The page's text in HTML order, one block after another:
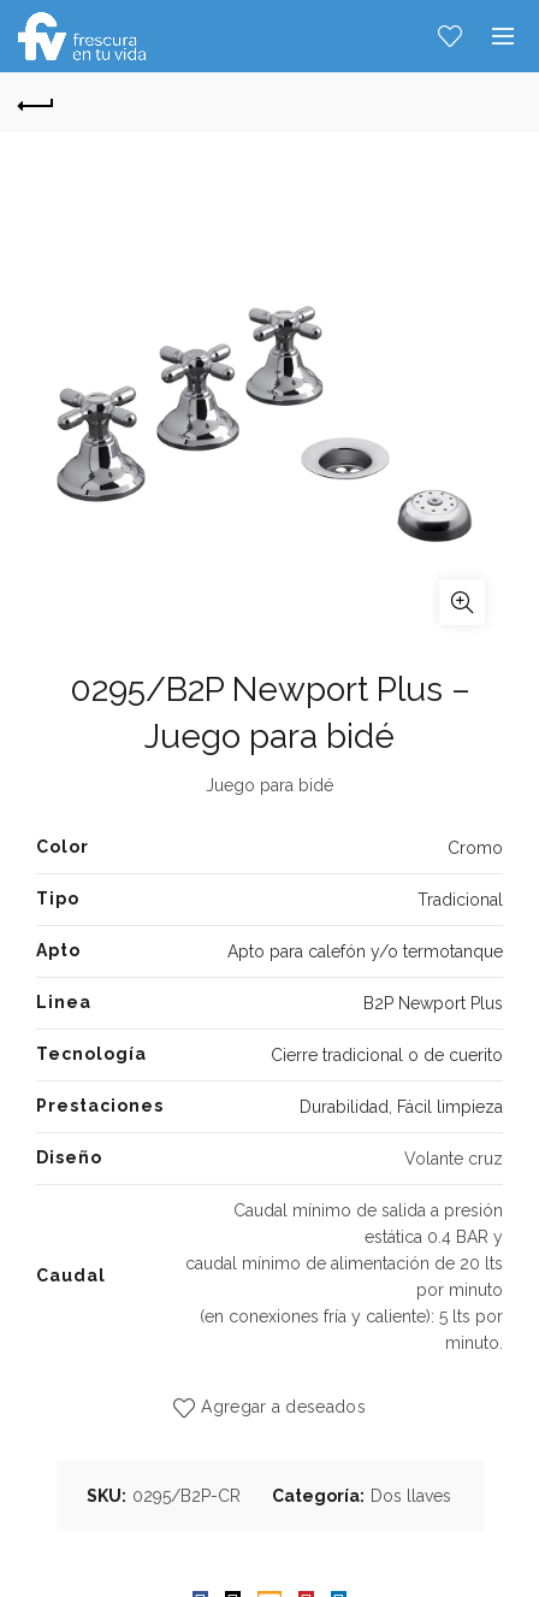
0295/B2P Newport Plus –
Juego para bidé
Juego para bidé
Color Cromo
Tipo Tradicional
Apto Apto para calefón y/o termotanque
Linea B2P Newport Plus
Tecnología Cierre tradicional o de cuerito
Prestaciones Durabilidad Fácil limpieza
Diseño Volante cruz
Caudal
Caudal mínimo de salida a presión
estática 0.4 BAR y
caudal mínimo de alimentación de 20 lts
por minuto
(en conexiones fría y caliente): 5 lts por
minuto.
Agregar a deseados
SKU: 0295/B2P-CR Categoría: Dos llaves
Hablemos...
Solo tenes que decirme: Hola